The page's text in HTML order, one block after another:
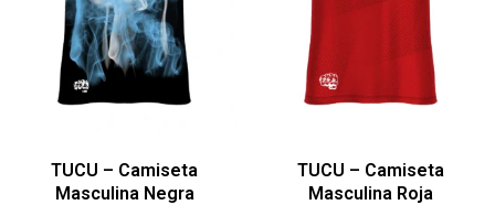
TUCU – Camiseta
Masculina Negra
TUCU – Camiseta
Masculina Roja